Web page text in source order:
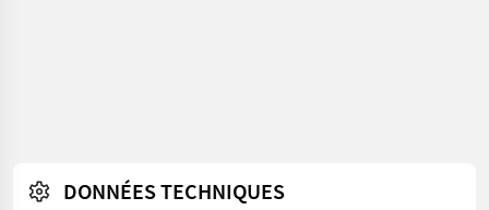
DONNÉES TECHNIQUES